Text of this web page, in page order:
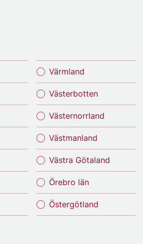
Värmland
Västerbotten
Västernorrland
Västmanland
Västra Götaland
Örebro län
Östergötland